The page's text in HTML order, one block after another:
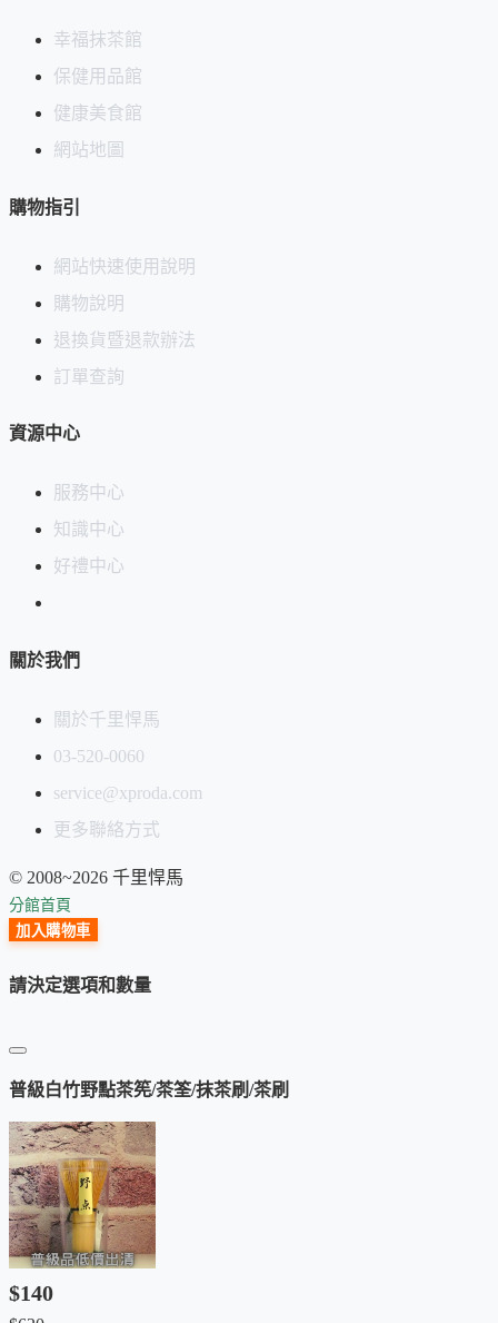
細緻泡沫
迷你好攜帶，適合帶到野外點茶（所以叫野點）
適合
啟用說明：
使用前請先泡熱水，使分支舒展開來才是最佳使用狀態，沖泡
熱水也兼具清潔的作用。下圖將野點靜置在迷你抹茶碗浸泡熱
幸福抹茶館
保健用品館
健康美食館
網站地圖
購物指引
網站快速使用說明
購物說明
退換貨暨退款辦法
訂單查詢
資源中心
服務中心
知識中心
好禮中心
關於我們
關於千里悍馬
03-520-0060
service@xproda.com
更多聯絡方式
© 2008~2026 千里悍馬
分館首頁
加入購物車
請決定選項和數量
普級白竹野點茶筅/茶筌/抹茶刷/茶刷
$140